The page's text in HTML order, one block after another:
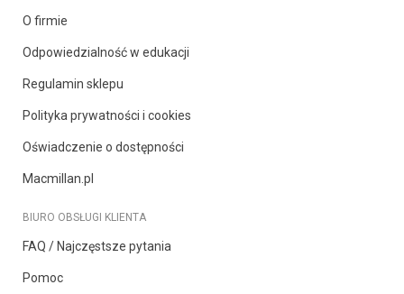
O firmie
Odpowiedzialność w edukacji
Regulamin sklepu
Polityka prywatności i cookies
Oświadczenie o dostępności
Macmillan.pl
BIURO OBSŁUGI KLIENTA
FAQ / Najczęstsze pytania
Pomoc